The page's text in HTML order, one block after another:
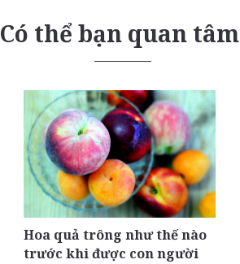
Có thể bạn quan tâm
Hoa quả trông như thế nào
trước khi được con người